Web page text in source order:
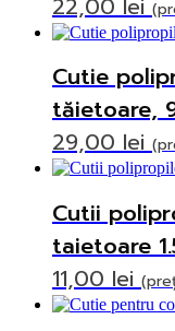
Cutie
tăietoare,
29,00lei
Cutii
taietoare
11,00 lei